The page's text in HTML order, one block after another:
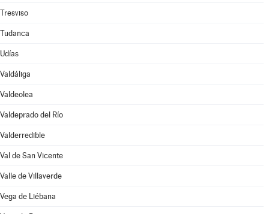
Tresviso
Tudanca
Udías
Valdáliga
Valdeolea
Valdeprado del Río
Valderredible
Val de San Vicente
Valle de Villaverde
Vega de Liébana